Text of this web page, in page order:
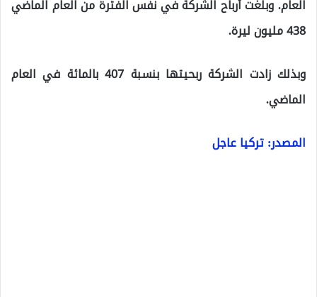
العام. وبلغت أرباح الشركة في نفس الفترة من العام الماضي
438 مليون ليرة.
وبذلك زادت الشركة ربحيتها بنسبة 407 بالمائة في العام
الماضي.
المصدر: تركيا عاجل